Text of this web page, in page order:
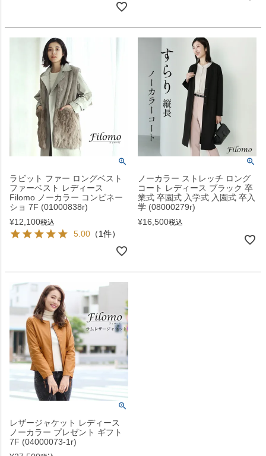
ラビット ファー ロングベスト
ファーベスト レディース
Filomo ノーカラー コンビネー
ショ 7F (01000838r)
¥12,100税込
5.00 （1件）
ノーカラー ストレッチ ロング
コート レディース ブラック 卒
業式 卒園式 入学式 入園式 卒入
学 (08000279r)
¥16,500税込
レザージャケット レディース
ノーカラー プレゼント ギフト
7F (04000073-1r)